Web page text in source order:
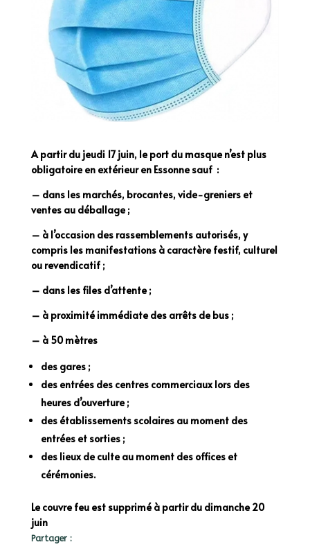
A partir du jeudi 17 juin, le port du masque n’est plus
obligatoire en extérieur en Essonne sauf :
– dans les marchés, brocantes, vide-greniers et
ventes au déballage ;
– à l’occasion des rassemblements autorisés, y
compris les manifestations à caractère festif, culturel
ou revendicatif ;
– dans les files d’attente ;
– à proximité immédiate des arrêts de bus ;
– à 50 mètres
des gares ;
des entrées des centres commerciaux lors des
heures d’ouverture ;
des établissements scolaires au moment des
entrées et sorties ;
des lieux de culte au moment des offices et
cérémonies.
Le couvre feu est supprimé à partir du dimanche 20
juin
Partager :